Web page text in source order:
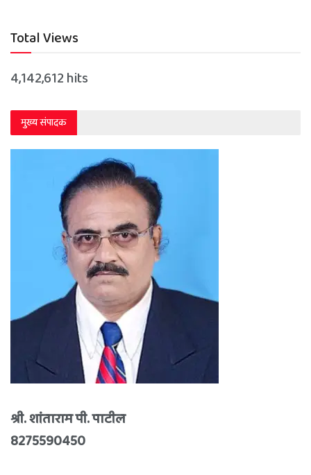
Total Views
4,142,612 hits
मुख्य संपादक
श्री. शांताराम पी. पाटील
8275590450